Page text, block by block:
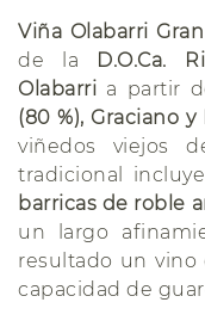
Viña Olabarri
de la D.O.Ca.
Olabarri a partir
(80 %), Graciano y
viñedos viejos
tradicional
barricas de roble
un largo
resultado un vino
capacidad de